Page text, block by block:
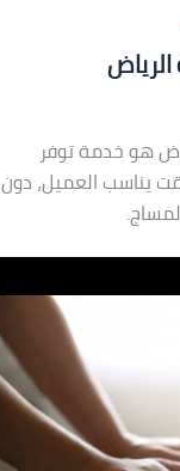
الرياض هو خدمة توفر
يناسب العميل، دون